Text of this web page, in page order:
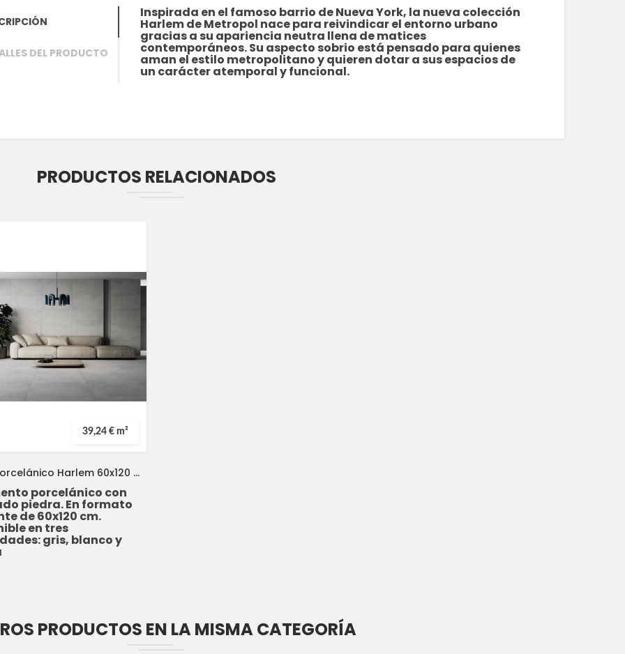
DEL PRODUCTO
Inspirada en el famoso barrio de Nueva York, la nueva colección
Harlem de Metropol nace para reivindicar el entorno urbano
gracias a su apariencia neutra llena de matices
contemporáneos. Su aspecto sobrio está pensado para quienes
aman el estilo metropolitano y quieren dotar a sus espacios de
un carácter atemporal y funcional.
PRODUCTOS RELACIONADOS
39,24 € m²
Suelo Porcelánico Harlem 60x120 METROPOL
porcelánico con
piedra. En formato
de 60x120 cm.
en tres
gris, blanco y
PRODUCTOS EN LA MISMA CATEGORÍA